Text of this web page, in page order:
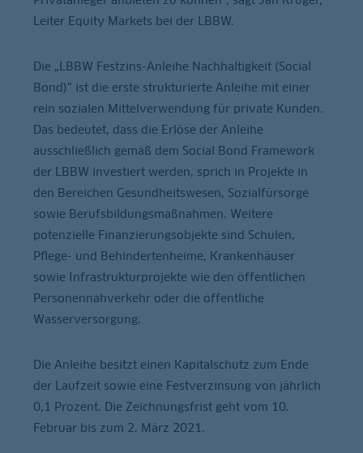
Leiter Equity Markets bei der LBBW.
Die „LBBW Festzins-Anleihe Nachhaltigkeit (Social
Bond)“ ist die erste strukturierte Anleihe mit einer
rein sozialen Mittelverwendung für private Kunden.
Das bedeutet, dass die Erlöse der Anleihe
ausschließlich gemäß dem Social Bond Framework
der LBBW investiert werden, sprich in Projekte in
den Bereichen Gesundheitswesen, Sozialfürsorge
sowie Berufsbildungsmaßnahmen. Weitere
potenzielle Finanzierungsobjekte sind Schulen,
Pflege- und Behindertenheime, Krankenhäuser
sowie Infrastrukturprojekte wie den öffentlichen
Personennahverkehr oder die öffentliche
Wasserversorgung.
Die Anleihe besitzt einen Kapitalschutz zum Ende
der Laufzeit sowie eine Festverzinsung von jährlich
0,1 Prozent. Die Zeichnungsfrist geht vom 10.
Februar bis zum 2. März 2021.